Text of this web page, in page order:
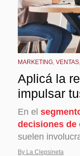
MARKETING VENTAS
Aplicá la
impulsar
En el
decisiones de
suelen
By La Clepsineta